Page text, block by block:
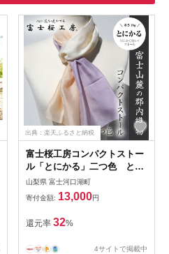
出典：楽天ふるさと納税
富士桜工房コンパクトストー
ル「とにかる」二つ色 とに
かく軽い！（スカーフ）
山梨県 富士河口湖町
寄付金額: 13,000円
還元率 32%
4サイトで掲載中